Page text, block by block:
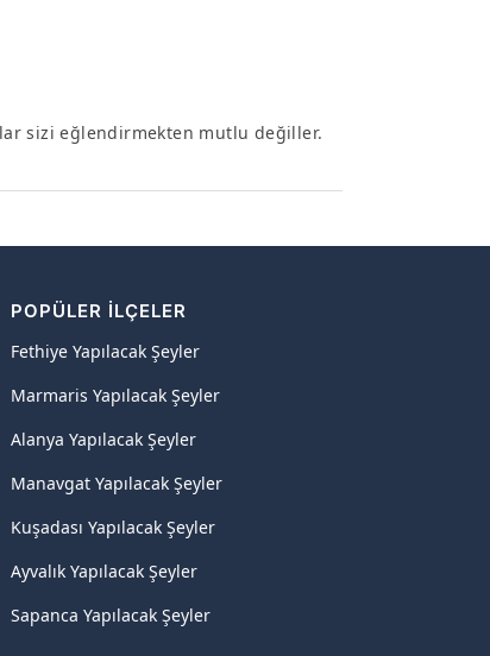
sizi eğlendirmekten mutlu değiller.
POPÜLER İLÇELER
Fethiye Yapılacak Şeyler
Marmaris Yapılacak Şeyler
Alanya Yapılacak Şeyler
Manavgat Yapılacak Şeyler
Kuşadası Yapılacak Şeyler
Ayvalık Yapılacak Şeyler
Sapanca Yapılacak Şeyler